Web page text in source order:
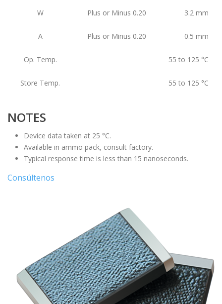
W Plus or Minus 0.20 3.2 mm
A Plus or Minus 0.20 0.5 mm
Op. Temp. 55 to 125 °C
Store Temp. 55 to 125 °C
NOTES
Device data taken at 25 °C.
Available in ammo pack, consult factory.
Typical response time is less than 15 nanoseconds.
Consúltenos